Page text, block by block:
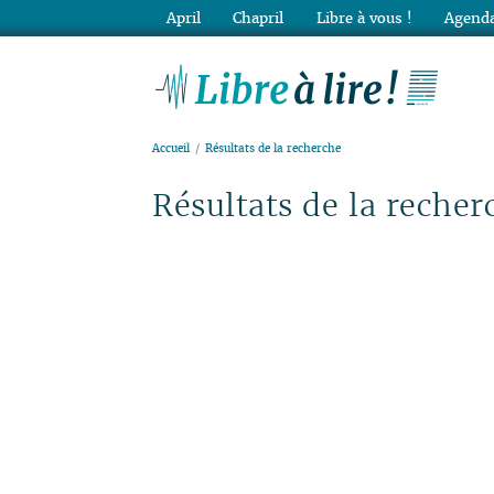
Accueil Résultats de la recherche
Résultats de la
April Chapril Libre à vous !